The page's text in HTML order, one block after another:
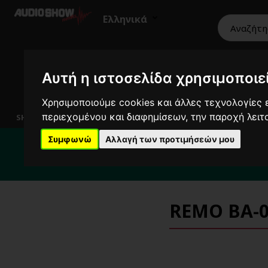
Αυτή η ιστοσελίδα
Χρησιμοποιούμε cookies και άλλες τεχνολογίες
περιεχομένου και διαφημίσεων, την παροχή
Συμφωνώ Αλλαγή των προτιμήσεών μου
Ελληνικά
SHOWROOM
HiFi Ηχεία Εικόνα Επαγγελματικά
Για
REMO